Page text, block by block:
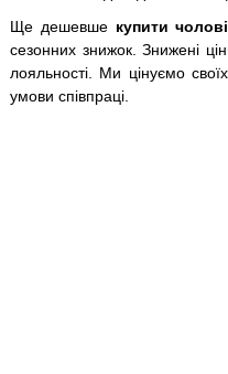
Ще дешевше купити
сезонних знижок. Знижені
лояльності. Ми цінуємо
умови співпраці.